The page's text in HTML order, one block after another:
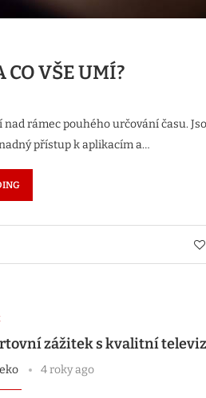
VŠE UMÍ?
rámec pouhého určování času.
přístup k aplikacím a…
zážitek s kvalitní
4 roky ago